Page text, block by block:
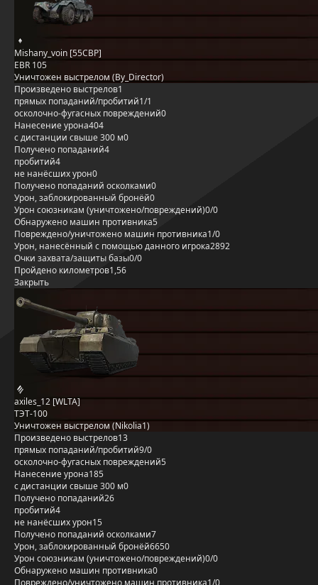
Mishany_voin [55CBP]
EBR 105
Уничтожен выстрелом (By_Director)
Произведено выстрелов1
прямых попаданий/пробитий1/1
осколочно-фугасных повреждений0
Нанесение урона404
с дистанции свыше 300 м0
Получено попаданий4
пробитий4
не нанёсших урон0
Получено попаданий осколками0
Урон, заблокированный бронёй0
Урон союзникам (уничтожено/повреждений)0/0
Обнаружено машин противника5
Повреждено/уничтожено машин противника1/0
Урон, нанесённый с помощью данного игрока2892
Очки захвата/защиты базы0/0
Пройдено километров1,56
Закрыть
axiles_12 [WLTA]
ТЭТ-100
Уничтожен выстрелом (Nikolia1)
Произведено выстрелов13
прямых попаданий/пробитий9/0
осколочно-фугасных повреждений5
Нанесение урона185
с дистанции свыше 300 м0
Получено попаданий26
пробитий4
не нанёсших урон15
Получено попаданий осколками7
Урон, заблокированный бронёй6650
Урон союзникам (уничтожено/повреждений)0/0
Обнаружено машин противника0
Повреждено/уничтожено машин противника1/0